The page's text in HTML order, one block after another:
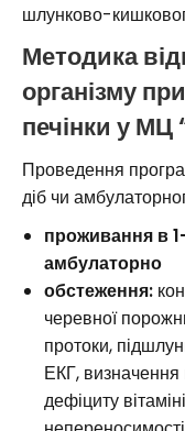
шлунково-
Методика
організму
печінки у МЦ
Проведення
діб чи
проживання в
амбулаторно
обстеження:
черевної
протоки,
ЕКГ, визначення
дефіциту